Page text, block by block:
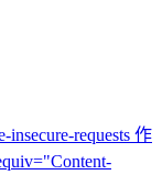
requests 作